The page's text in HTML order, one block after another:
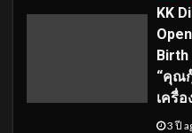
KK
Birth
“คุณ
เครื่
3 ปี